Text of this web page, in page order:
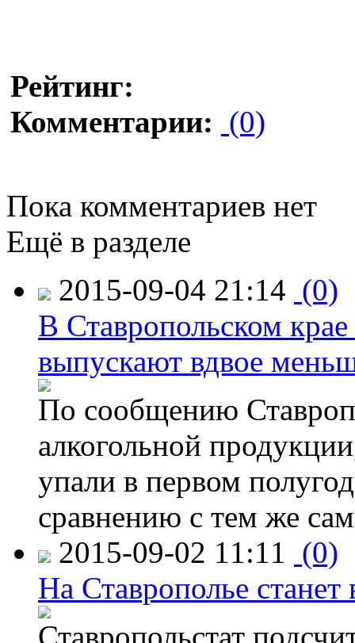
Рейтинг:
Комментарии: (0)
Пока комментариев нет
Ещё в разделе
2015-09-04 21:14 (0)
В Ставропольском
выпускают вдвое
По сообщению
алкогольной
упали в первом
сравнению с тем же
2015-09-02 11:11 (0)
На Ставрополье
Ставропольстат